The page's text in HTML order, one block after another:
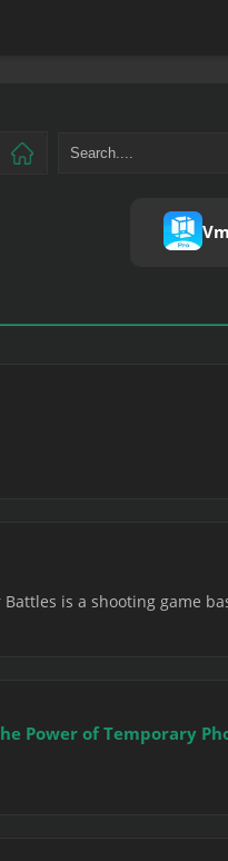
is a shooting game
Power of Temporary